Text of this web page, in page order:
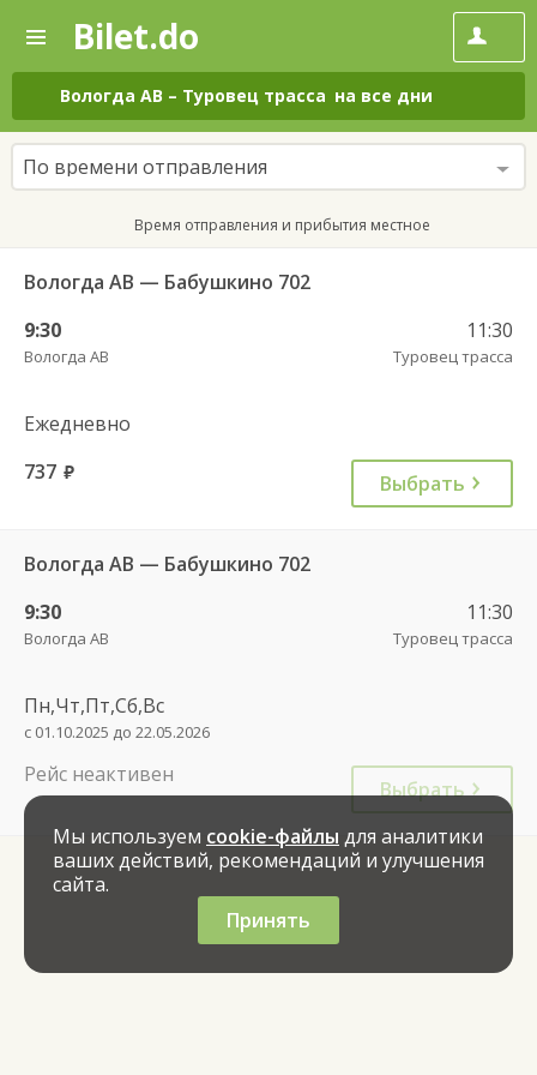
—
Поиск
и
покупка
билетов
на
автобус
онлайн
Bilet.do
Вологда АВ – Туровец трасса на все дни
По времени отправления
Время отправления и прибытия местное
Вологда АВ — Бабушкино 702
9:30
Вологда АВ
11:30
Туровец трасса
Ежедневно
737 руб. Выбрать
Вологда АВ — Бабушкино 702
9:30
Вологда АВ
11:30
Туровец трасса
Пн,Чт,Пт,Сб,Вс
с 01.10.2025 до 22.05.2026
Рейс неактивен
Выбрать
Мы используем cookie-файлы для аналитики
ваших действий, рекомендаций и улучшения
сайта.
Принять